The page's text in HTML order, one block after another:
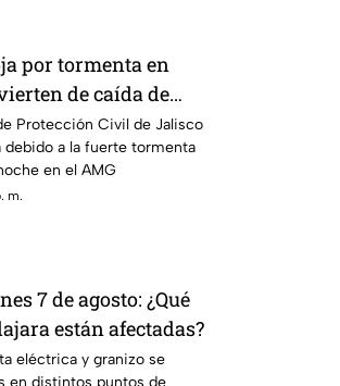
por tormenta en
de caída de
Protección Civil de Jalisco
a la fuerte tormenta
en el AMG
m.
7 de agosto: ¿Qué
están afectadas?
eléctrica y granizo se